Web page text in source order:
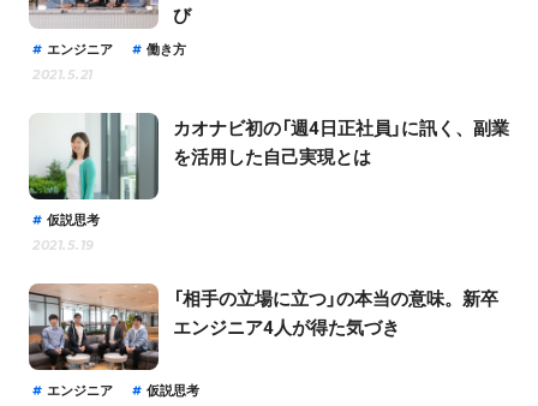
び
エンジニア
働き方
2021.5.21
カオナビ初の「週4日正社員」に訊く、副業
を活用した自己実現とは
仮説思考
2021.5.19
「相手の立場に立つ」の本当の意味。新卒
エンジニア4人が得た気づき
エンジニア
仮説思考